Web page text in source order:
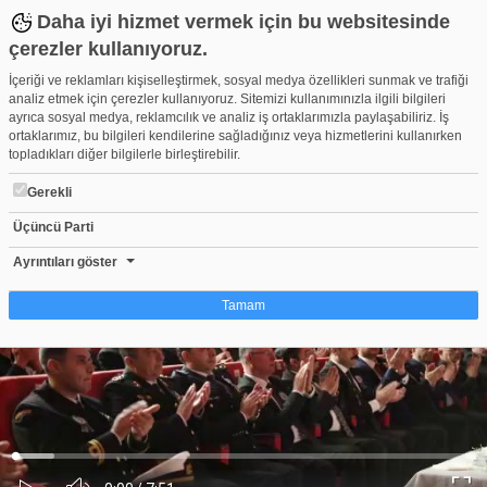
Daha iyi hizmet vermek için bu websitesinde
çerezler kullanıyoruz.
İçeriği ve reklamları kişiselleştirmek, sosyal medya özellikleri sunmak ve trafiği
analiz etmek için çerezler kullanıyoruz. Sitemizi kullanımınızla ilgili bilgileri
ayrıca sosyal medya, reklamcılık ve analiz iş ortaklarımızla paylaşabiliriz. İş
ortaklarımız, bu bilgileri kendilerine sağladığınız veya hizmetlerini kullanırken
topladıkları diğer bilgilerle birleştirebilir.
Gerekli
Üçüncü Parti
Ayrıntıları göster
Tamam
Çerez nedir?
Çerezler, web-sitelerinin, kullanıcıların deneyimlerini daha verimli hale getirmek
amacıyla kullandığı küçük metin dosyalarıdır. Yasalara göre, bu sitenin
işletilmesi için kesinlikle gerekli olan çerezleri cihazınıza yerleştirebiliyoruz.
Diğer çerez türleri için sizden izin almamız gerekiyor. Bu site farklı çerez türleri
kullanmaktadır. Bazı çerezler, sayfalarımızda yer alan üçüncü şahıs hizmetleri
tarafından yerleştirilir. İzniniz şu alanlar için geçerlidir: web.tv
Ses
Yüklendi:
Yükleniyor:
0%
Bursa'da Atatürk sevgisi 86 yıldır manşetlerde